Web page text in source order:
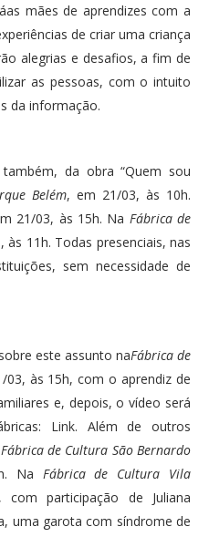
mães de aprendizes com a
de criar uma criança
alegrias e desafios, a fim de
as pessoas, com o intuito
da informação.
da obra “Quem sou
Belém, em 21/03, às 10h.
21/03, às 15h. Na Fábrica de
às 11h. Todas presenciais, nas
sem necessidade de
este assunto naFábrica de
03, às 15h, com o aprendiz de
e, depois, o vídeo será
Link. Além de outros
Fábrica de Cultura São Bernardo
Na Fábrica de Cultura Vila
participação de Juliana
uma garota com síndrome de